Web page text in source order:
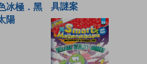
冰極．黑
陽
具謎案